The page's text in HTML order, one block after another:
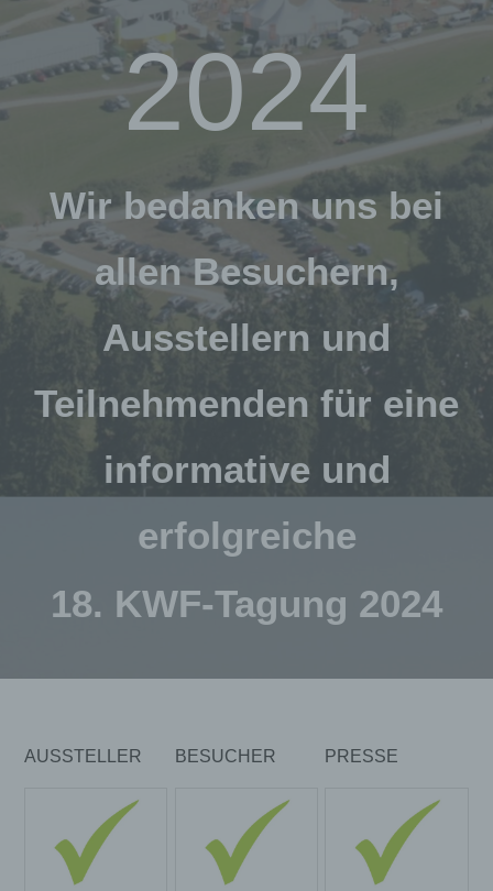
2024
Wir bedanken uns bei
allen Besuchern,
Ausstellern und
Teilnehmenden für eine
informative und
erfolgreiche
18. KWF-Tagung 2024
AUSSTELLER BESUCHER PRESSE